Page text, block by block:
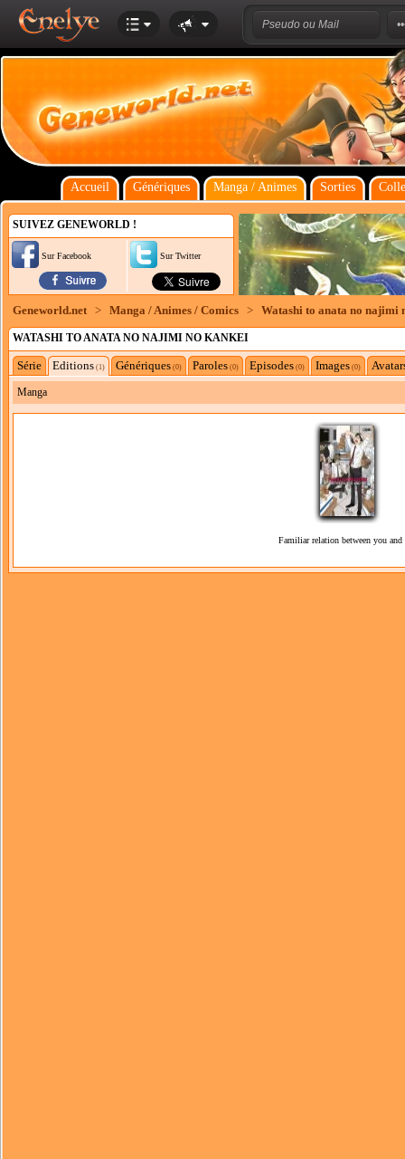
Accueil Génériques Manga / Animes Sorties
SUIVEZ GENEWORLD !
Sur Facebook Sur Twitter
Geneworld.net > Manga / Animes / Comics > Watashi to anata no najimi
WATASHI TO ANATA NO NAJIMI NO KANKEI
Série Editions (1) Génériques (0) Paroles (0) Episodes (0) Images (0)
Manga
Familiar relation between you and